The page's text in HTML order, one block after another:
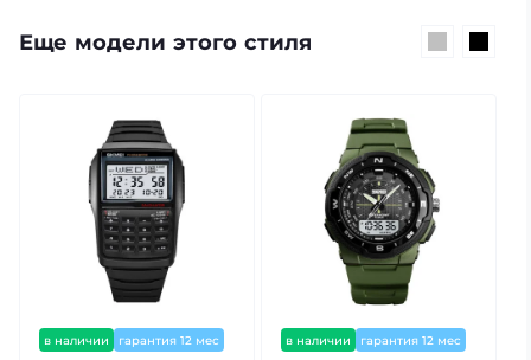
Еще модели этого стиля
в наличии гарантия 12 мес в наличии гарантия 12 мес